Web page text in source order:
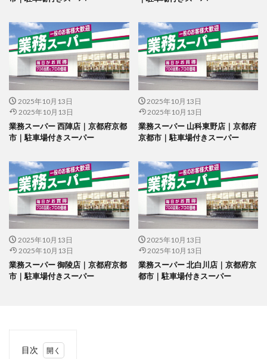
2025年10月13日
2025年10月13日
業務スーパー 西陣店｜京都府京都
市｜駐車場付きスーパー
2025年10月13日
2025年10月13日
業務スーパー 山科東野店｜京都府
京都市｜駐車場付きスーパー
2025年10月13日
2025年10月13日
業務スーパー 御陵店｜京都府京都
市｜駐車場付きスーパー
2025年10月13日
2025年10月13日
業務スーパー 北白川店｜京都府京
都市｜駐車場付きスーパー
目次